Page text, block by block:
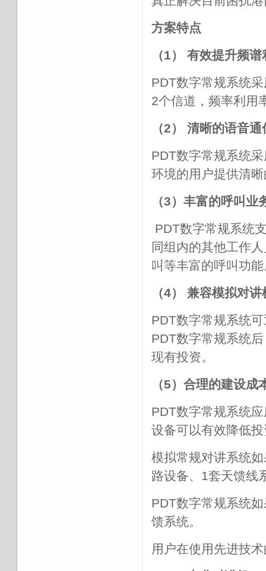
方案特点
（1） 有效提升频
PDT数字常规系统
2个信道，频率利用
（2） 清晰的语音
PDT数字常规系统
环境的用户提供清
（3）丰富的呼叫业
PDT数字常规系统
同组内的其他工作
叫等丰富的呼叫功
（4） 兼容模拟对讲
PDT数字常规系统
PDT数字常规系统
现有投资。
（5）合理的建设成
PDT数字常规系统
设备可以有效降低
模拟常规对讲系统
路设备、1套天馈线
PDT数字常规系统
馈系统。
用户在使用先进技